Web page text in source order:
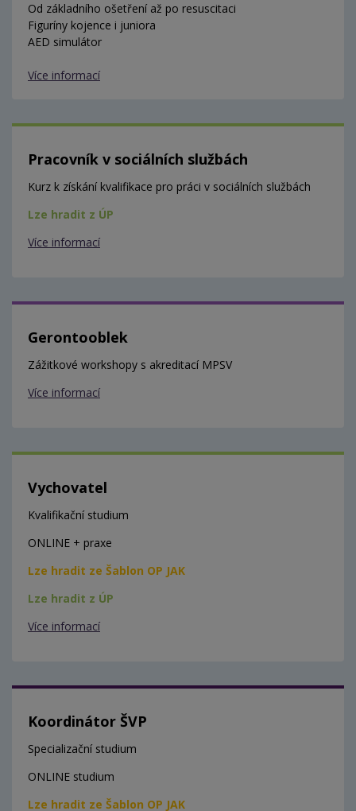
Od základního ošetření až po resuscitaci
Figuríny kojence i juniora
AED simulátor
Více informací
Pracovník v sociálních službách
Kurz k získání kvalifikace pro práci v sociálních službách
Lze hradit z ÚP
Více informací
Gerontooblek
Zážitkové workshopy s akreditací MPSV
Více informací
Vychovatel
Kvalifikační studium
ONLINE + praxe
Lze hradit ze Šablon OP JAK
Lze hradit z ÚP
Více informací
Koordinátor ŠVP
Specializační studium
ONLINE studium
Lze hradit ze Šablon OP JAK